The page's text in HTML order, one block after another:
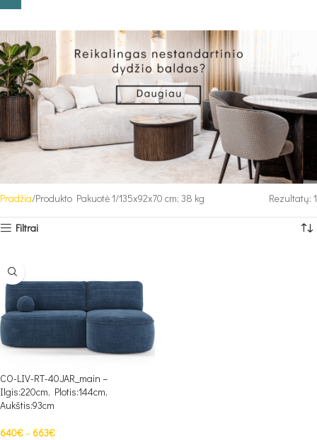
Pradžia Produkto Pakuotė 1 135x92x70 cm; 38 kg Rezultatų: 1
Filtrai
CO-LIV-RT-40JAR_main –
Ilgis:220cm, Plotis:144cm,
Aukštis:93cm
640€– 663€